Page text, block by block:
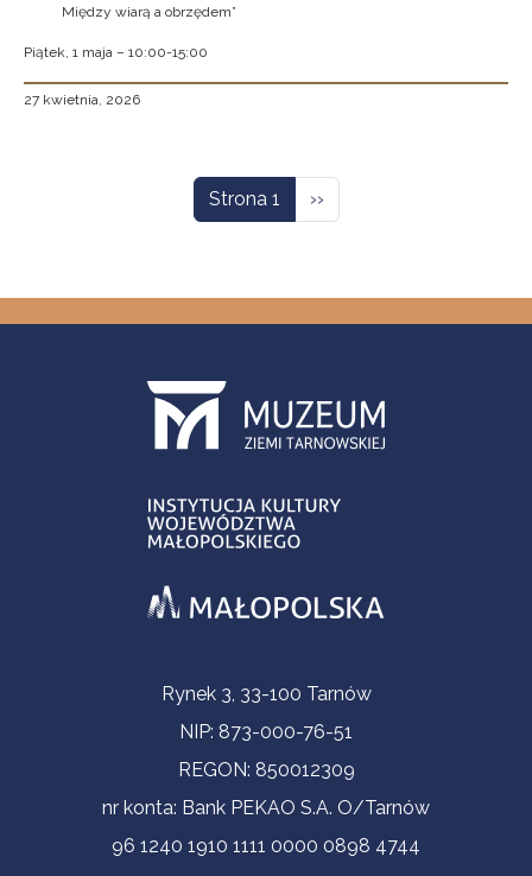
Między wiarą a obrzędem”
Piątek, 1 maja – 10:00-15:00
27 kwietnia, 2026
Strona 1 Następna strona
››
Informacje kontaktoweRynek 3, 33-100 Tarnów
NIP: 873-000-76-51
REGON: 850012309
nr konta: Bank PEKAO S.A. O/Tarnów
96 1240 1910 1111 0000 0898 4744